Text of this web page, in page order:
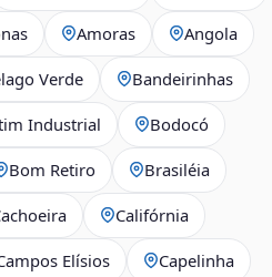
Amoras Angola
Verde Bandeirinhas
Industrial Bodocó
Bom Retiro Brasiléia
Califórnia
Elísios Capelinha